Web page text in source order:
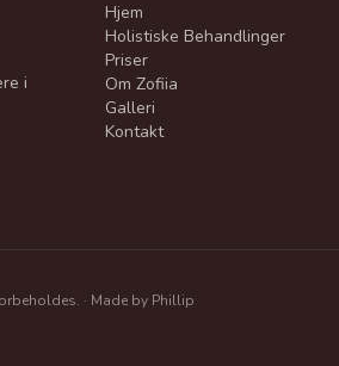
i
Hjem
Holistiske Behandlinger
Priser
Om Zofiia
Galleri
Kontakt
· Made by Phillip